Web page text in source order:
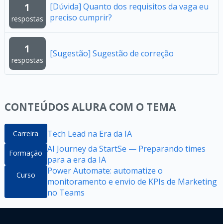
1
respostas
[Dúvida] Quanto dos requisitos da vaga eu
preciso cumprir?
1
respostas
[Sugestão] Sugestão de correção
CONTEÚDOS ALURA COM O TEMA
Carreira Tech Lead na Era da IA
Formação AI Journey da StartSe — Preparando times
para a era da IA
Curso
Power Automate: automatize o
monitoramento e envio de KPIs de Marketing
no Teams